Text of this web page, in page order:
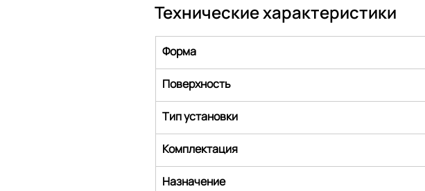
Технические характеристики
Форма
Поверхность
Тип установки
Комплектация
Назначение